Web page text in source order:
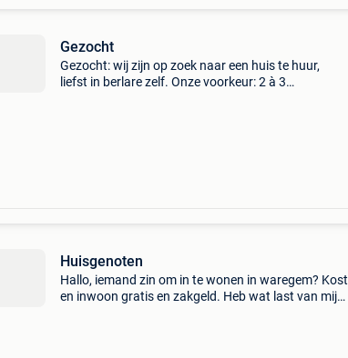
Gezocht
Gezocht: wij zijn op zoek naar een huis te huur,
liefst in berlare zelf. Onze voorkeur: 2 à 3
Huisgenoten
Hallo, iemand zin om in te wonen in waregem? Kost
en inwoon gratis en zakgeld. Heb wat last van mijn